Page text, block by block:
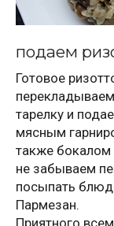
подаем
Готовое
тарелку и
мясным
также бокалом
не забываем
посыпать
Пармезан.